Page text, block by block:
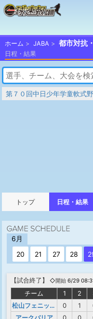
ホーム JABA 都市対抗
日程・結果
第７０回中日少年学童軟式
トップ 日程・結果
6月
20
21 27 28
【試合終了 】 ◇開始 6/29
チーム 1 2
松山フェニックス
0 1